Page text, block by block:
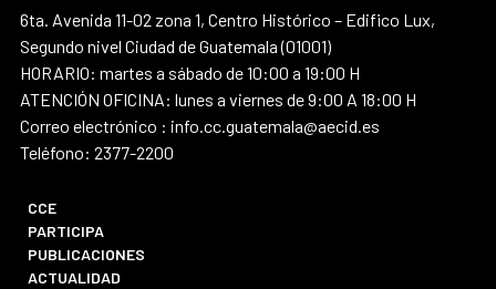
6ta. Avenida 11-02 zona 1, Centro Histórico – Edifico Lux,
Segundo nivel Ciudad de Guatemala (01001)
HORARIO: martes a sábado de 10:00 a 19:00 H
ATENCIÓN OFICINA: lunes a viernes de 9:00 A 18:00 H
Correo electrónico : info.cc.guatemala@aecid.es
Teléfono: 2377-2200
CCE
PARTICIPA
PUBLICACIONES
ACTUALIDAD